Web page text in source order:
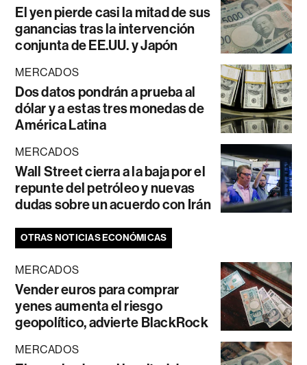
El yen pierde casi la mitad de sus
ganancias tras la intervención
conjunta de EE.UU. y Japón
MERCADOS
Dos datos pondrán a prueba al
dólar y a estas tres monedas de
América Latina
MERCADOS
Wall Street cierra a la baja por el
repunte del petróleo y nuevas
dudas sobre un acuerdo con Irán
OTRAS NOTICIAS ECONÓMICAS
MERCADOS
Vender euros para comprar
yenes aumenta el riesgo
geopolítico, advierte BlackRock
MERCADOS